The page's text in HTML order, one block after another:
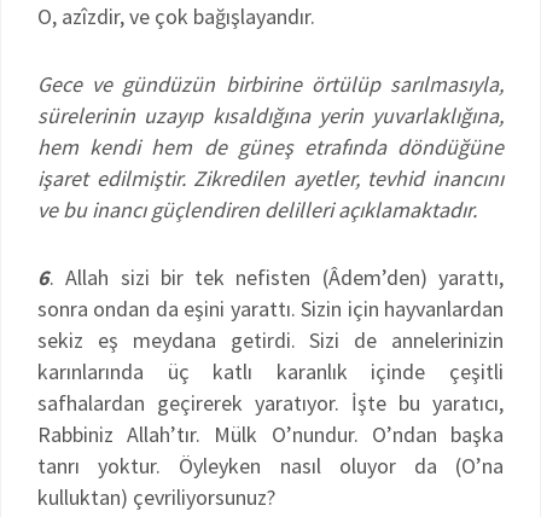
O, azîzdir, ve çok bağışlayandır.
Gece ve gündüzün birbirine örtülüp sarılmasıyla,
sürelerinin uzayıp kısaldığına yerin yuvarlaklığına,
hem kendi hem de güneş etrafında döndüğüne
işaret edilmiştir. Zikredilen ayetler, tevhid inancını
ve bu inancı güçlendiren delilleri açıklamaktadır.
6. Allah sizi bir tek nefisten (Âdem’den) yarattı,
sonra ondan da eşini yarattı. Sizin için hayvanlardan
sekiz eş meydana getirdi. Sizi de annelerinizin
karınlarında üç katlı karanlık içinde çeşitli
safhalardan geçirerek yaratıyor. İşte bu yaratıcı,
Rabbiniz Allah’tır. Mülk O’nundur. O’ndan başka
tanrı yoktur. Öyleyken nasıl oluyor da (O’na
kulluktan) çevriliyorsunuz?